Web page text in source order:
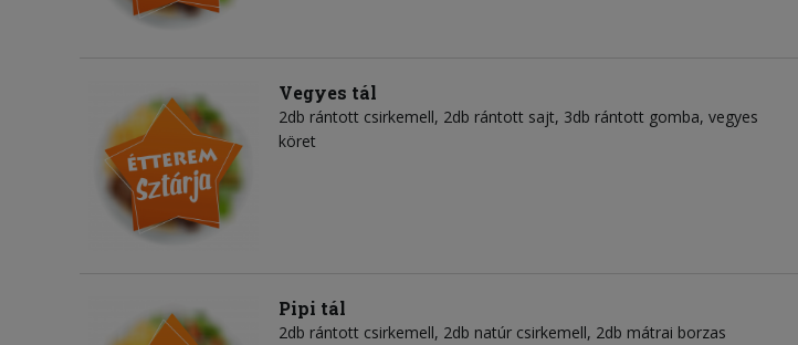
Vegyes tál
2db rántott csirkemell, 2db rántott sajt, 3db rántott gomba, vegyes
köret
Pipi tál
2db rántott csirkemell, 2db natúr csirkemell, 2db mátrai borzas